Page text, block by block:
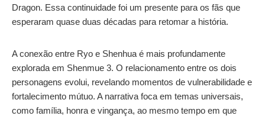
Dragon. Essa continuidade foi um presente para os fãs que
esperaram quase duas décadas para retomar a história.
A conexão entre Ryo e Shenhua é mais profundamente
explorada em Shenmue 3. O relacionamento entre os dois
personagens evolui, revelando momentos de vulnerabilidade e
fortalecimento mútuo. A narrativa foca em temas universais,
como família, honra e vingança, ao mesmo tempo em que